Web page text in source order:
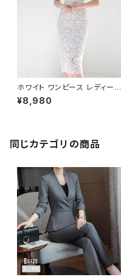
ホワイト ワンピース レディース
レースワンピース フラワーレー
ス タイトワンピース ミディ丈 エ
ルエット 大人可愛い 高級感 ト
レンド 人気 ドレススタイル C-
¥8,980
同じカテゴリの商品